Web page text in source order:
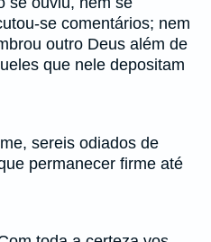
se comentários; nem
outro Deus além de
que nele depositam
sereis odiados de
permanecer firme até